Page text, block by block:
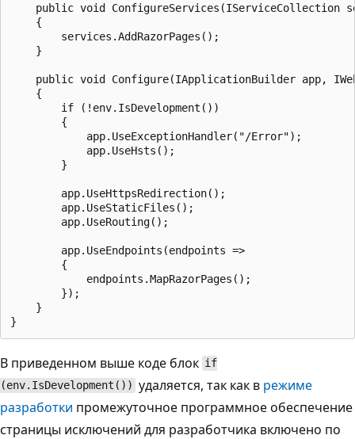
public void ConfigureServices(IServiceCollection
    {
        services.AddRazorPages();
    }
public void Configure(IApplicationBuilder app,
    {
        if (!env.IsDevelopment())
        {
            app.UseExceptionHandler("/Error");
            app.UseHsts();
        }
        app.UseHttpsRedirection();
        app.UseStaticFiles();
        app.UseRouting();
        app.UseEndpoints(endpoints =>
        {
            endpoints.MapRazorPages();
        });
    }
В приведенном выше коде блок if
(env.IsDevelopment()) удаляется, так как в режиме
разработки промежуточное программное обеспечение
страницы исключений для разработчика включено по